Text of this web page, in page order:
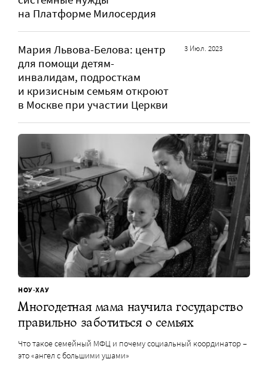
на Платформе Милосердия
Мария Львова-Белова: центр
для помощи детям-
инвалидам, подросткам
и кризисным семьям откроют
в Москве при участии Церкви
3 Июл. 2023
НОУ-ХАУ
Многодетная мама научила государство
правильно заботиться о семьях
Что такое семейный МФЦ и почему социальный координатор –
это «ангел с большими ушами»